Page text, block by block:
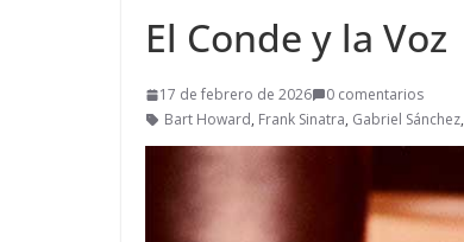
El Conde y la Voz
17 de febrero de 2026
0 comentarios
Bart Howard, Frank Sinatra, Gabriel Sánchez,